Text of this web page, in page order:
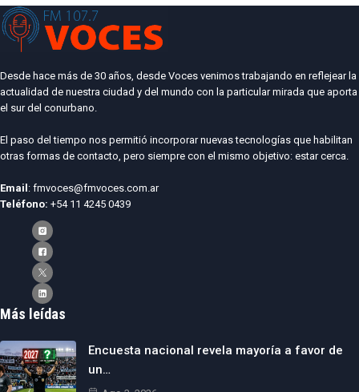
Desde hace más de 30 años, desde Voces venimos trabajando en reflejear la
actualidad de nuestra ciudad y del mundo con la particular mirada que aporta
el sur del conurbano.
El paso del tiempo nos permitió incorporar nuevas tecnologías que habilitan
otras formas de contacto, pero siempre con el mismo objetivo: estar cerca.
Email : fmvoces@fmvoces.com.ar
Teléfono: +54 11 4245 0439
Más leídas
Encuesta nacional revela mayoría a favor de
un…